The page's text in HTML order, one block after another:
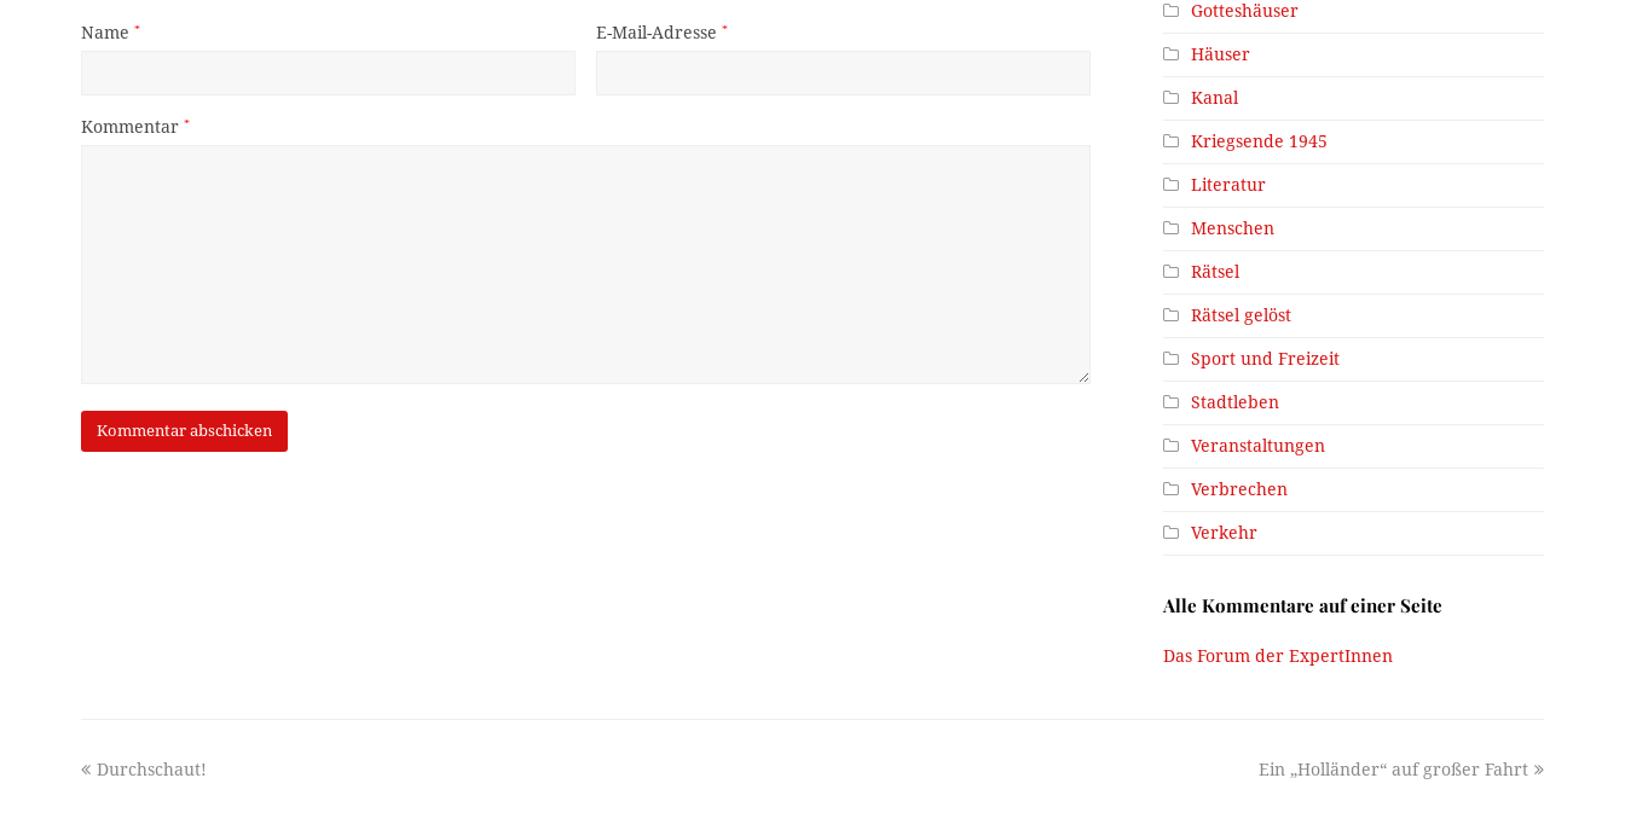
Name* E-Mail-Adresse *
Kommentar*
Gotteshäuser
Häuser
Kanal
Kriegsende 1945
Literatur
Menschen
Rätsel
Rätsel gelöst
Sport und Freizeit
Stadtleben
Veranstaltungen
Verbrechen
Verkehr
Alle Kommentare auf einer Seite
Das Forum der ExpertInnen
previous
Durchschaut!
next
Ein „Holländer“ auf großer Fahrt